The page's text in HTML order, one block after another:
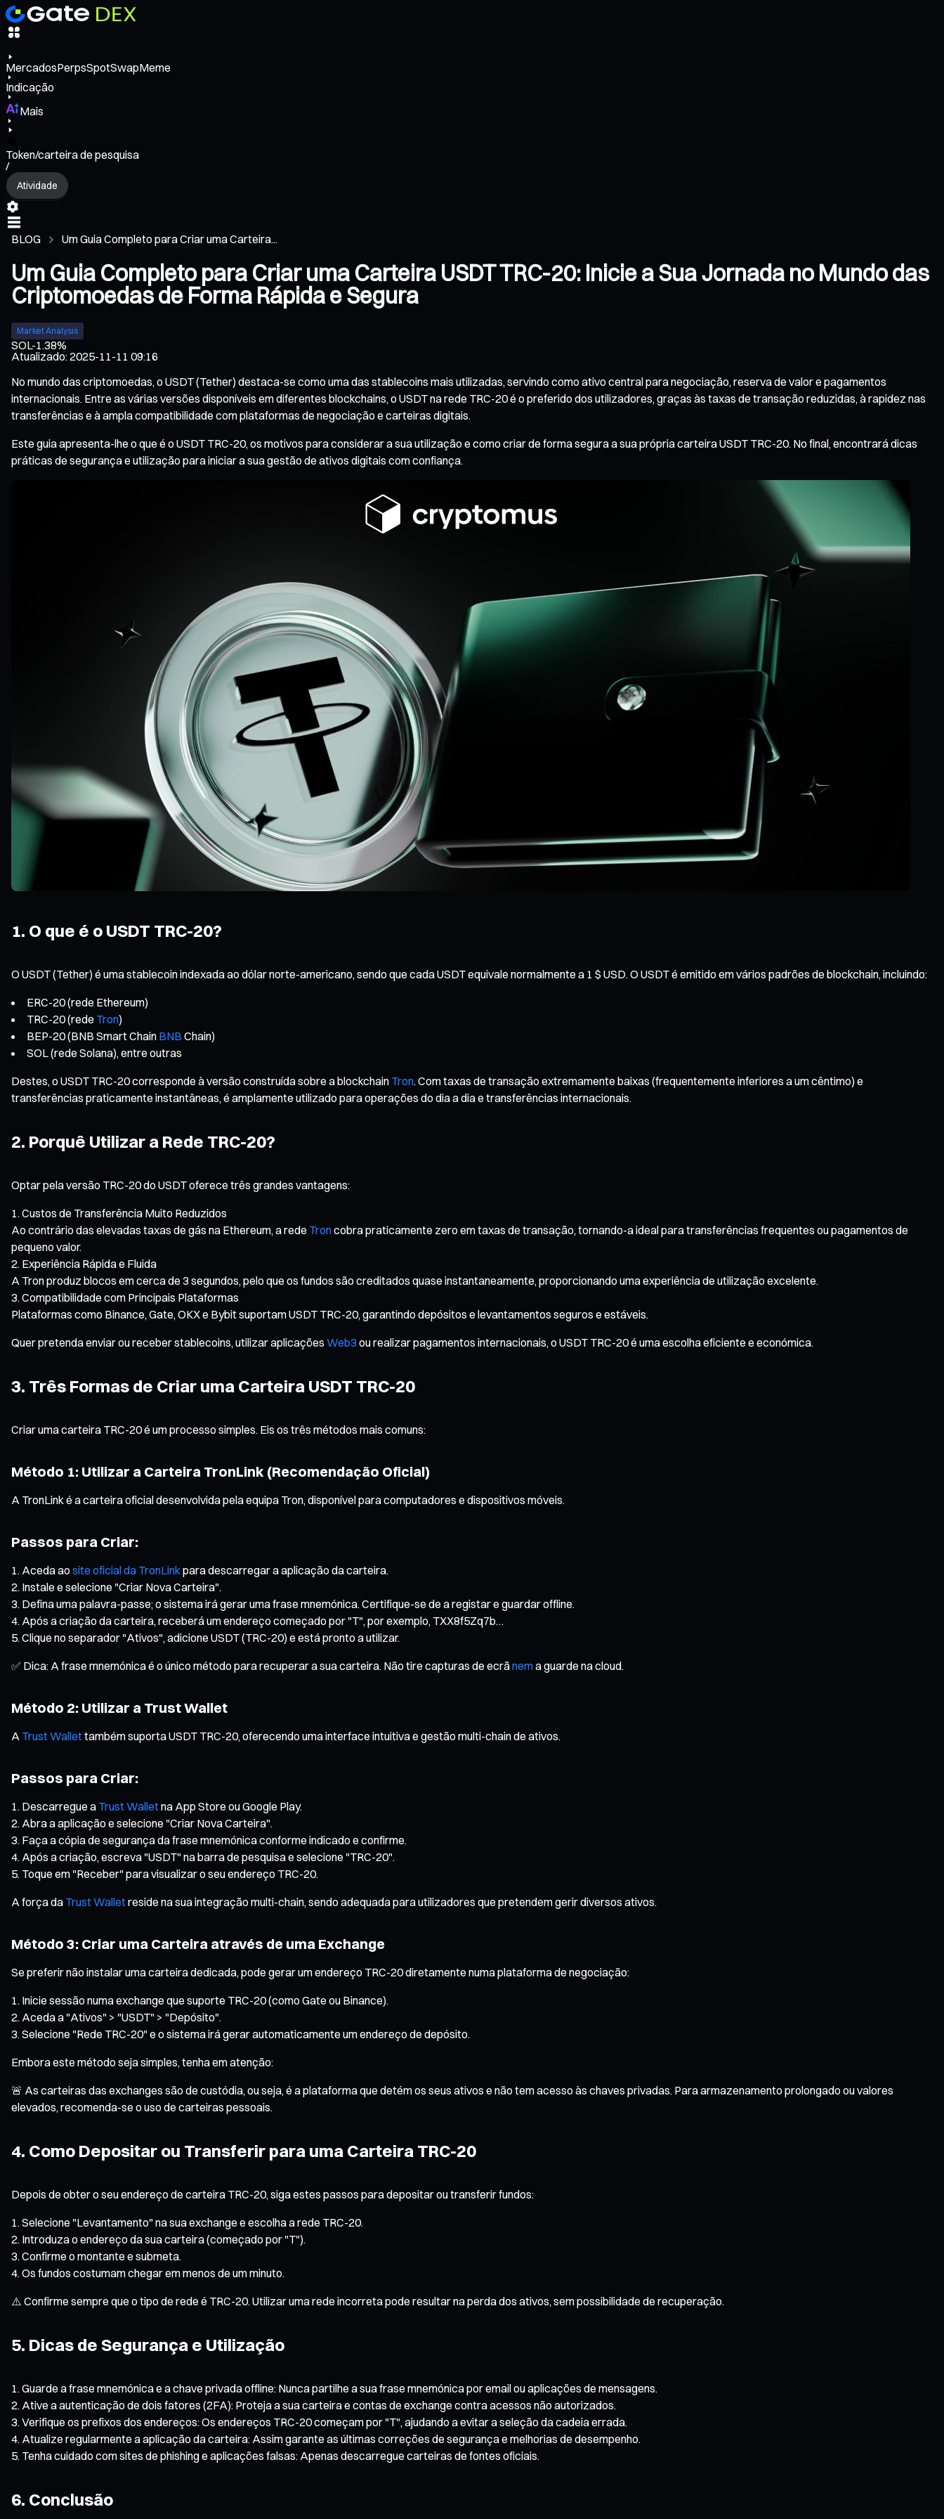
MercadosPerpsSpotSwapMeme
Indicação
Mais
Token/carteira de pesquisa
/
Atividade
BLOG Um Guia Completo para Criar uma Carteira...
Um Guia Completo para Criar uma Carteira USDT TRC-20: Inicie a Sua Jornada no Mundo das
Criptomoedas de Forma Rápida e Segura
Market Analysis
SOL-1.38%
Atualizado:2025-11-11 09:16
No mundo das criptomoedas, o USDT (Tether) destaca-se como uma das stablecoins mais utilizadas, servindo como ativo central para negociação, reserva de valor e pagamentos
internacionais. Entre as várias versões disponíveis em diferentes blockchains, o USDT na rede TRC-20 é o preferido dos utilizadores, graças às taxas de transação reduzidas, à rapidez nas
transferências e à ampla compatibilidade com plataformas de negociação e carteiras digitais.
Este guia apresenta-lhe o que é o USDT TRC-20, os motivos para considerar a sua utilização e como criar de forma segura a sua própria carteira USDT TRC-20. No final, encontrará dicas
práticas de segurança e utilização para iniciar a sua gestão de ativos digitais com confiança.
1. O que é o USDT TRC-20?
O USDT (Tether) é uma stablecoin indexada ao dólar norte-americano, sendo que cada USDT equivale normalmente a 1 $ USD. O USDT é emitido em vários padrões de blockchain, incluindo:
ERC-20 (rede Ethereum)
TRC-20 (rede Tron)
BEP-20 (BNB Smart Chain BNB Chain)
SOL (rede Solana), entre outras
Destes, o USDT TRC-20 corresponde à versão construída sobre a blockchain Tron. Com taxas de transação extremamente baixas (frequentemente inferiores a um cêntimo) e
transferências praticamente instantâneas, é amplamente utilizado para operações do dia a dia e transferências internacionais.
2. Porquê Utilizar a Rede TRC-20?
Optar pela versão TRC-20 do USDT oferece três grandes vantagens:
Custos de Transferência Muito Reduzidos
Ao contrário das elevadas taxas de gás na Ethereum, a rede Troncobra praticamente zero em taxas de transação, tornando-a ideal para transferências frequentes ou pagamentos de
pequeno valor.
Experiência Rápida e Fluida
A Tron produz blocos em cerca de 3 segundos, pelo que os fundos são creditados quase instantaneamente, proporcionando uma experiência de utilização excelente.
Compatibilidade com Principais Plataformas
Plataformas como Binance, Gate, OKX e Bybit suportam USDT TRC-20, garantindo depósitos e levantamentos seguros e estáveis.
Quer pretenda enviar ou receber stablecoins, utilizar aplicações Web3 ou realizar pagamentos internacionais, o USDT TRC-20 é uma escolha eficiente e económica.
3. Três Formas de Criar uma Carteira USDT TRC-20
Criar uma carteira TRC-20 é um processo simples. Eis os três métodos mais comuns:
Método 1: Utilizar a Carteira TronLink (Recomendação Oficial)
A TronLink é a carteira oficial desenvolvida pela equipa Tron, disponível para computadores e dispositivos móveis.
Passos para Criar:
Aceda aosite oficial da TronLinkpara descarregar a aplicação da carteira.
Instale e selecione "Criar Nova Carteira".
Defina uma palavra-passe; o sistema irá gerar uma frase mnemónica. Certifique-se de a registar e guardar offline.
Após a criação da carteira, receberá um endereço começado por "T", por exemplo, TXX8f5Zq7b…
Clique no separador "Ativos", adicione USDT (TRC-20) e está pronto a utilizar.
✅ Dica: A frase mnemónica é o único método para recuperar a sua carteira. Não tire capturas de ecrãnema guarde na cloud.
Método 2: Utilizar a Trust Wallet
A Trust Wallettambém suporta USDT TRC-20, oferecendo uma interface intuitiva e gestão multi-chain de ativos.
Passos para Criar:
Descarregue a Trust Walletna App Store ou Google Play.
Abra a aplicação e selecione "Criar Nova Carteira".
Faça a cópia de segurança da frase mnemónica conforme indicado e confirme.
Após a criação, escreva "USDT" na barra de pesquisa e selecione "TRC-20".
Toque em "Receber" para visualizar o seu endereço TRC-20.
A força da Trust Walletreside na sua integração multi-chain, sendo adequada para utilizadores que pretendem gerir diversos ativos.
Método 3: Criar uma Carteira através de uma Exchange
Se preferir não instalar uma carteira dedicada, pode gerar um endereço TRC-20 diretamente numa plataforma de negociação:
Inicie sessão numa exchange que suporte TRC-20 (como Gate ou Binance).
Aceda a "Ativos" > "USDT" > "Depósito".
Selecione "Rede TRC-20" e o sistema irá gerar automaticamente um endereço de depósito.
Embora este método seja simples, tenha em atenção:
🚨 As carteiras das exchanges são de custódia, ou seja, é a plataforma que detém os seus ativos e não tem acesso às chaves privadas. Para armazenamento prolongado ou valores
elevados, recomenda-se o uso de carteiras pessoais.
4. Como Depositar ou Transferir para uma Carteira TRC-20
Depois de obter o seu endereço de carteira TRC-20, siga estes passos para depositar ou transferir fundos:
Selecione "Levantamento" na sua exchange e escolha a rede TRC-20.
Introduza o endereço da sua carteira (começado por "T").
Confirme o montante e submeta.
Os fundos costumam chegar em menos de um minuto.
⚠️ Confirme sempre que o tipo de rede é TRC-20. Utilizar uma rede incorreta pode resultar na perda dos ativos, sem possibilidade de recuperação.
5. Dicas de Segurança e Utilização
Guarde a frase mnemónica e a chave privada offline: Nunca partilhe a sua frase mnemónica por email ou aplicações de mensagens.
Ative a autenticação de dois fatores (2FA): Proteja a sua carteira e contas de exchange contra acessos não autorizados.
Verifique os prefixos dos endereços: Os endereços TRC-20 começam por "T", ajudando a evitar a seleção da cadeia errada.
Atualize regularmente a aplicação da carteira: Assim garante as últimas correções de segurança e melhorias de desempenho.
Tenha cuidado com sites de phishing e aplicações falsas: Apenas descarregue carteiras de fontes oficiais.
6. Conclusão